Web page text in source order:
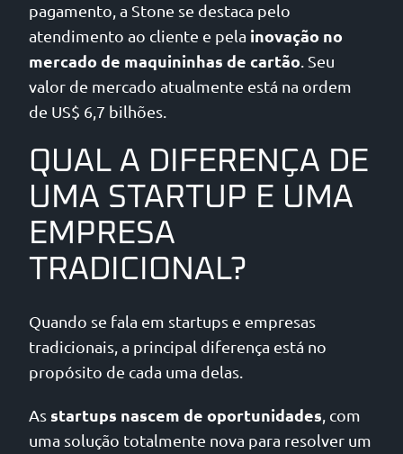
pagamento, a Stone se destaca pelo
atendimento ao cliente e pela inovação no
mercado de maquininhas de cartão . Seu
valor de mercado atualmente está na ordem
de US$ 6,7 bilhões.
QUAL A DIFERENÇA DE
UMA STARTUP E UMA
EMPRESA
TRADICIONAL?
Quando se fala em startups e empresas
tradicionais, a principal diferença está no
propósito de cada uma delas.
As startups nascem de oportunidades , com
uma solução totalmente nova para resolver um